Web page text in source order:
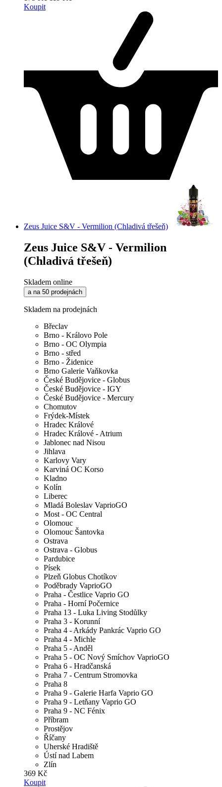
Koupit
Zeus Juice S&V - Vermilion (Chladivá třešeň)
Zeus Juice S&V - Vermilion
(Chladivá třešeň)
Skladem online
a na 50 prodejnách
Skladem na prodejnách
Břeclav
Brno - Královo Pole
Brno - OC Olympia
Brno - střed
Brno - Židenice
Brno Galerie Vaňkovka
České Budějovice - Globus
České Budějovice - IGY
České Budějovice - Mercury
Chomutov
Frýdek-Místek
Hradec Králové
Hradec Králové - Atrium
Jablonec nad Nisou
Jihlava
Karlovy Vary
Karviná OC Korso
Kladno
Kolín
Liberec
Mladá Boleslav VaprioGO
Most - OC Central
Olomouc
Olomouc Šantovka
Ostrava
Ostrava - Globus
Pardubice
Písek
Plzeň Globus Chotíkov
Poděbrady VaprioGO
Praha - Čestlice Vaprio GO
Praha - Horní Počernice
Praha 13 - Luka Living Stodůlky
Praha 3 - Korunní
Praha 4 - Arkády Pankrác Vaprio GO
Praha 4 - Michle
Praha 5 - Anděl
Praha 5 - OC Nový Smíchov VaprioGO
Praha 6 - Hradčanská
Praha 7 - Centrum Stromovka
Praha 8
Praha 9 - Galerie Harfa Vaprio GO
Praha 9 - Letňany Vaprio GO
Praha 9 - NC Fénix
Příbram
Prostějov
Říčany
Uherské Hradiště
Ústí nad Labem
Zlín
369 Kč
Koupit